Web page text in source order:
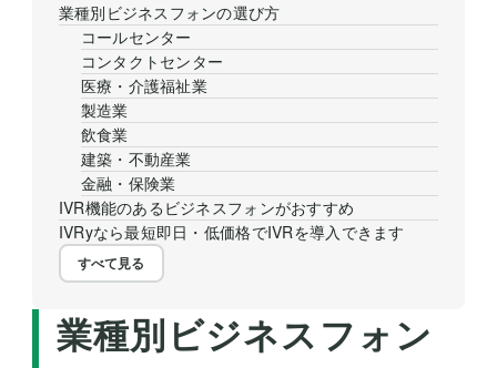
業種別ビジネスフォンの選び方
コールセンター
コンタクトセンター
医療・介護福祉業
製造業
飲食業
建築・不動産業
金融・保険業
IVR機能のあるビジネスフォンがおすすめ
IVRyなら最短即日・低価格でIVRを導入できます
すべて見る
業種別ビジネスフォン